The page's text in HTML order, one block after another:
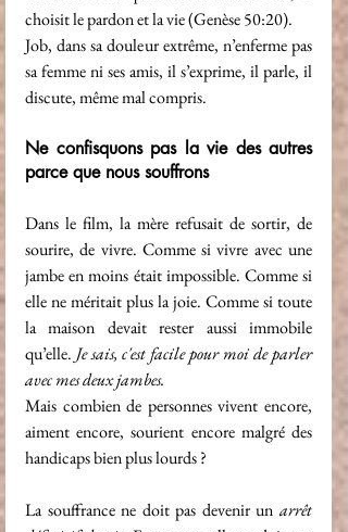
choisit le pardon et la vie (Genèse 50:20).
Job, dans sa douleur extrême, n’enferme pas
sa femme ni ses amis, il s’exprime, il parle, il
discute, même mal compris.
Ne confisquons pas la vie des autres
parce que nous souffrons
Dans le film, la mère refusait de sortir, de
sourire, de vivre. Comme si vivre avec une
jambe en moins était impossible. Comme si
elle ne méritait plus la joie. Comme si toute
la maison devait rester aussi immobile
qu’elle. Je sais, c'est facile pour moi de parler
avec mes deux jambes.
Mais combien de personnes vivent encore,
aiment encore, sourient encore malgré des
handicaps bien plus lourds ?
La souffrance ne doit pas devenir un arrêt